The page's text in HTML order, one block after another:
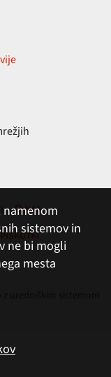
O nas
sistemov in
ne bi mogli
mesta